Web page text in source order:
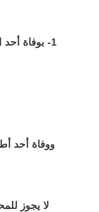
1- بوفاة
ووفاة أحد
لا يجوز